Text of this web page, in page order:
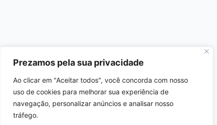
Prezamos pela sua privacidade
Ao clicar em "Aceitar todos", você concorda com nosso
uso de cookies para melhorar sua experiência de
navegação, personalizar anúncios e analisar nosso
tráfego.